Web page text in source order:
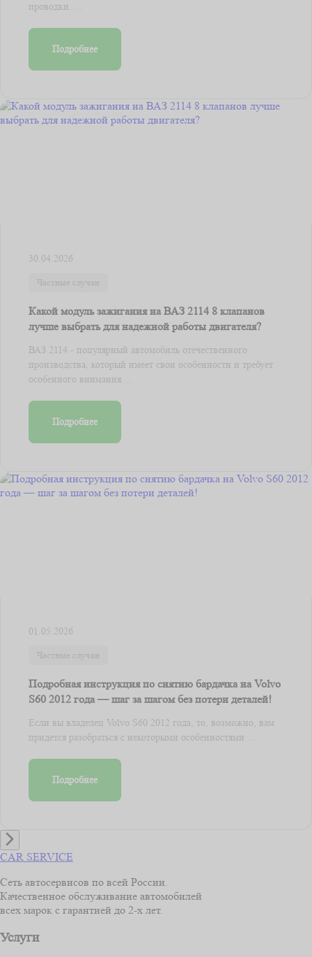
проводки. ...
Подробнее
30.04.2026
Частные случаи
Какой модуль зажигания на ВАЗ 2114 8 клапанов
лучше выбрать для надежной работы двигателя?
ВАЗ 2114 - популярный автомобиль отечественного
производства, который имеет свои особенности и требует
особенного внимания ...
Подробнее
01.05.2026
Частные случаи
Подробная инструкция по снятию бардачка на Volvo
S60 2012 года — шаг за шагом без потери деталей!
Если вы владелец Volvo S60 2012 года, то, возможно, вам
придется разобраться с некоторыми особенностями ...
Подробнее
CAR SERVICE
Сеть автосервисов по всей России.
Качественное обслуживание автомобилей
всех марок с гарантией до 2-х лет.
Услуги